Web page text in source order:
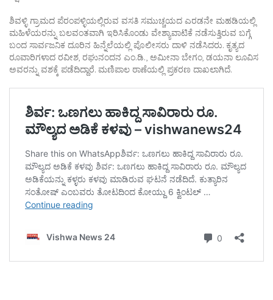
ಶಿವಳ್ಳಿ ಗ್ರಾಮದ ಪೆರಂಪಳ್ಳಿಯಲ್ಲಿರುವ ವಸತಿ ಸಮುಚ್ಚಯದ ಎರಡನೇ ಮಹಡಿಯಲ್ಲಿ
ಮಹಿಳೆಯರನ್ನು ಬಲವಂತವಾಗಿ ಇರಿಸಿಕೊಂಡು ವೇಶ್ಯಾವಾಟಿಕೆ ನಡೆಸುತ್ತಿರುವ ಬಗ್ಗೆ
ಬಂದ ಸಾರ್ವಜನಿಕ ದೂರಿನ ಹಿನ್ನೆಲೆಯಲ್ಲಿ ಪೊಲೀಸರು ದಾಳಿ ನಡೆಸಿದರು. ಕೃತ್ಯದ
ರೂವಾರಿಗಳಾದ ರವೀಶ, ರಘುನಂದನ ಎಂ.ಡಿ., ಅಮೀನಾ ಬೇಗಂ, ಡಯನಾ ಲೂವಿಸ
ಅವರನ್ನು ವಶಕ್ಕೆ ಪಡೆದಿದ್ದಾರೆ. ಮಣಿಪಾಲ ಠಾಣೆಯಲ್ಲಿ ಪ್ರಕರಣ ದಾಖಲಾಗಿದೆ.